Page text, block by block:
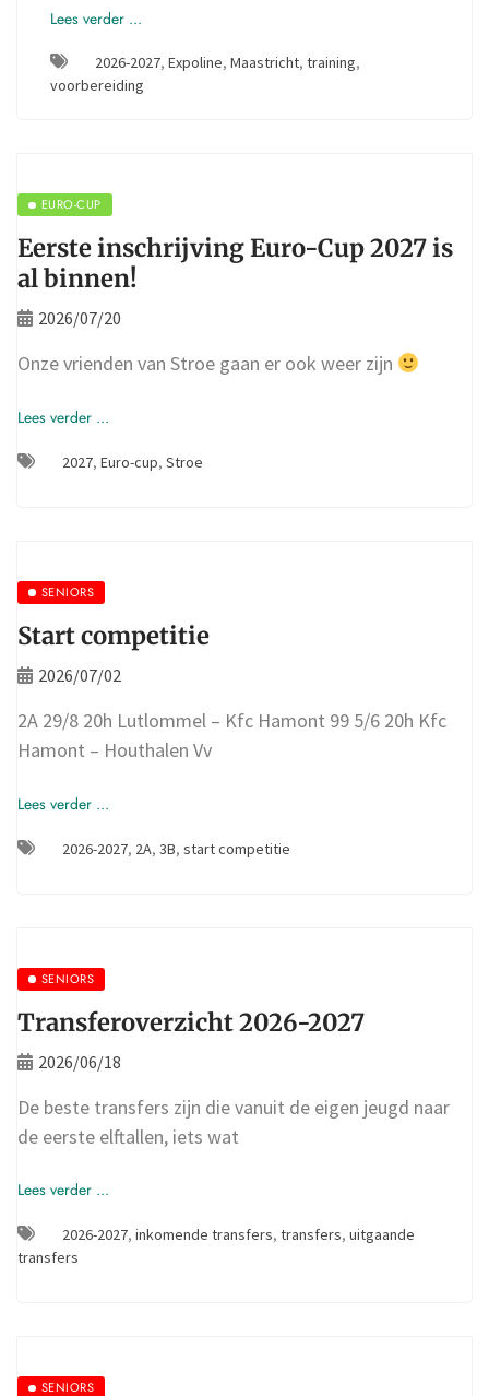
Lees verder ...
2026-2027, Expoline, Maastricht, training,
voorbereiding
EURO-CUP
Eerste inschrijving Euro-Cup 2027 is
al binnen!
2026/07/20
Onze vrienden van Stroe gaan er ook weer zijn
Lees verder ...
2027, Euro-cup, Stroe
SENIORS
Start competitie
2026/07/02
2A 29/8 20h Lutlommel – Kfc Hamont 99 5/6 20h Kfc
Hamont – Houthalen Vv
Lees verder ...
2026-2027, 2A, 3B, start competitie
SENIORS
Transferoverzicht 2026-2027
2026/06/18
De beste transfers zijn die vanuit de eigen jeugd naar
de eerste elftallen, iets wat
Lees verder ...
2026-2027, inkomende transfers, transfers, uitgaande
transfers
SENIORS